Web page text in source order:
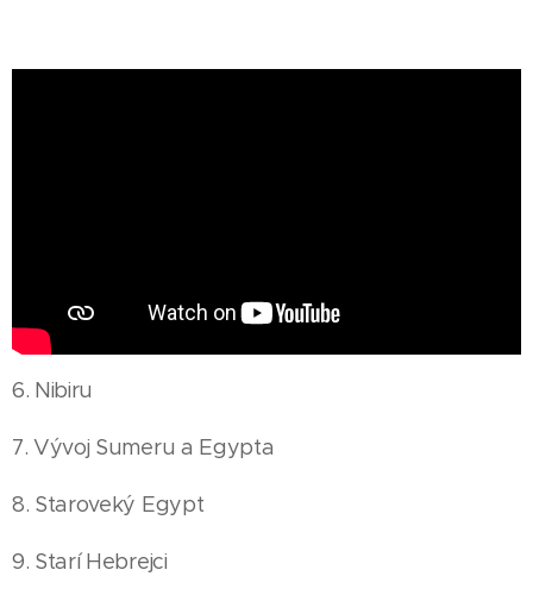
6. Nibiru
7. Vývoj Sumeru a Egypta
8. Staroveký Egypt
9. Starí Hebrejci